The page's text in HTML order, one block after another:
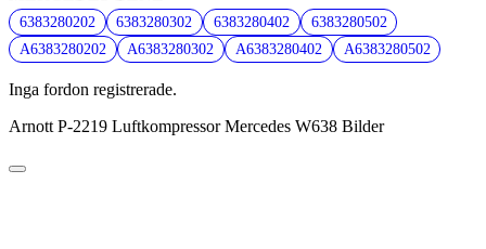
6383280202 6383280302 6383280402
6383280502
A6383280202
A6383280302 A6383280402 A6383280502
Inga fordon registrerade.
Arnott P-2219 Luftkompressor Mercedes W638 Bilder